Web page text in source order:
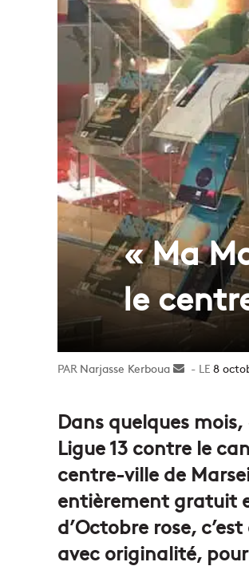
« Ma
le
Narjasse Kerboua
Envoyer
8
Dans quelques
Ligue 13 contre le
centre-ville de
entièrement gratuit
d’Octobre rose,
avec originalité,